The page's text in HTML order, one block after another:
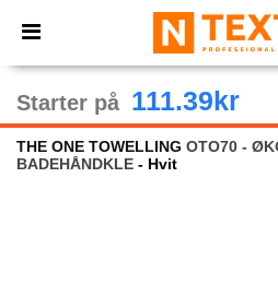
× Ntextil-app
Bedre priser i appen!
Starter på 111.39kr
THE ONE TOWELLING OTO70 -
BADEHÅNDKLE - Hvit